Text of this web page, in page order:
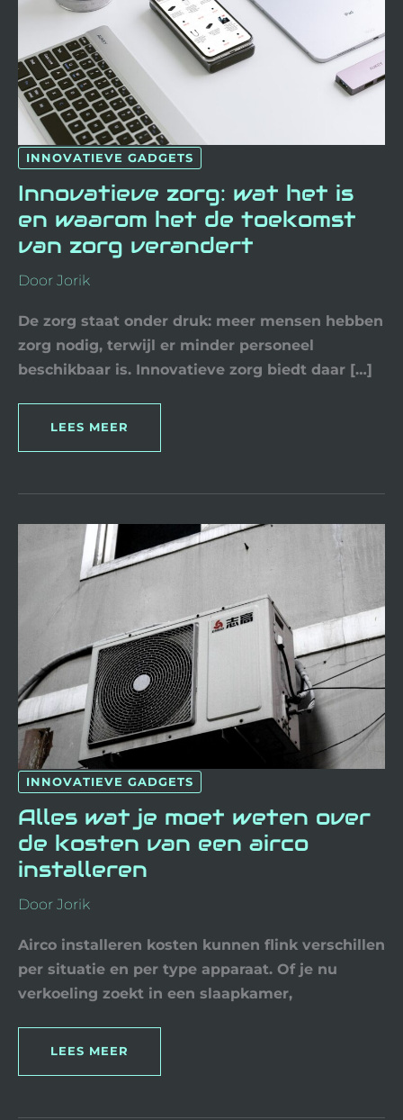
INNOVATIEVE GADGETS
Innovatieve zorg: wat het is
en waarom het de toekomst
van zorg verandert
Door Jorik
De zorg staat onder druk: meer mensen hebben
zorg nodig, terwijl er minder personeel
beschikbaar is. Innovatieve zorg biedt daar […]
VERANDERT
LEES MEER
INNOVATIEVE GADGETS
Alles wat je moet weten over
de kosten van een airco
installeren
Door Jorik
Airco installeren kosten kunnen flink verschillen
per situatie en per type apparaat. Of je nu
verkoeling zoekt in een slaapkamer,
ALLES
MOET
WETEN
OVER
INSTALLEREN
LEES MEER